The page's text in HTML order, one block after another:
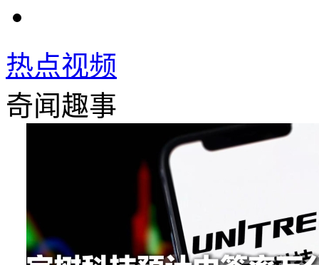
热点视频
奇闻趣事